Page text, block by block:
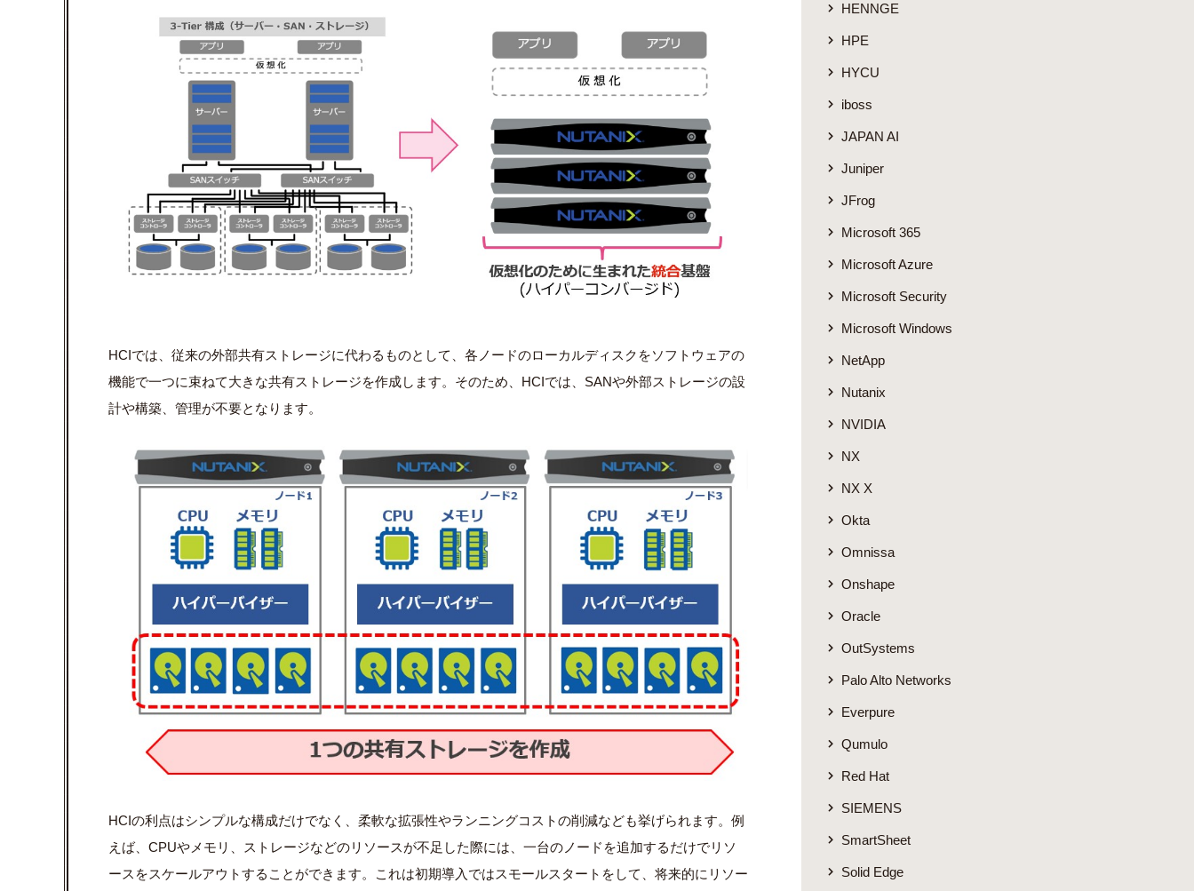
HCIでは、従来の外部共有ストレージに代わるものとして、各ノードのローカルディスクをソフトウェアの
機能で一つに束ねて大きな共有ストレージを作成します。そのため、HCIでは、SANや外部ストレージの設
計や構築、管理が不要となります。
HCIの利点はシンプルな構成だけでなく、柔軟な拡張性やランニングコストの削減なども挙げられます。例
えば、CPUやメモリ、ストレージなどのリソースが不足した際には、一台のノードを追加するだけでリソ
ースをスケールアウトすることができます。これは初期導入ではスモールスタートをして、将来的にリソー
HENNGE
HPE
HYCU
iboss
JAPAN AI
Juniper
JFrog
Microsoft 365
Microsoft Azure
Microsoft Security
Microsoft Windows
NetApp
Nutanix
NVIDIA
NX
NX X
Okta
Omnissa
Onshape
Oracle
OutSystems
Palo Alto Networks
Everpure
Qumulo
Red Hat
SIEMENS
SmartSheet
Solid Edge